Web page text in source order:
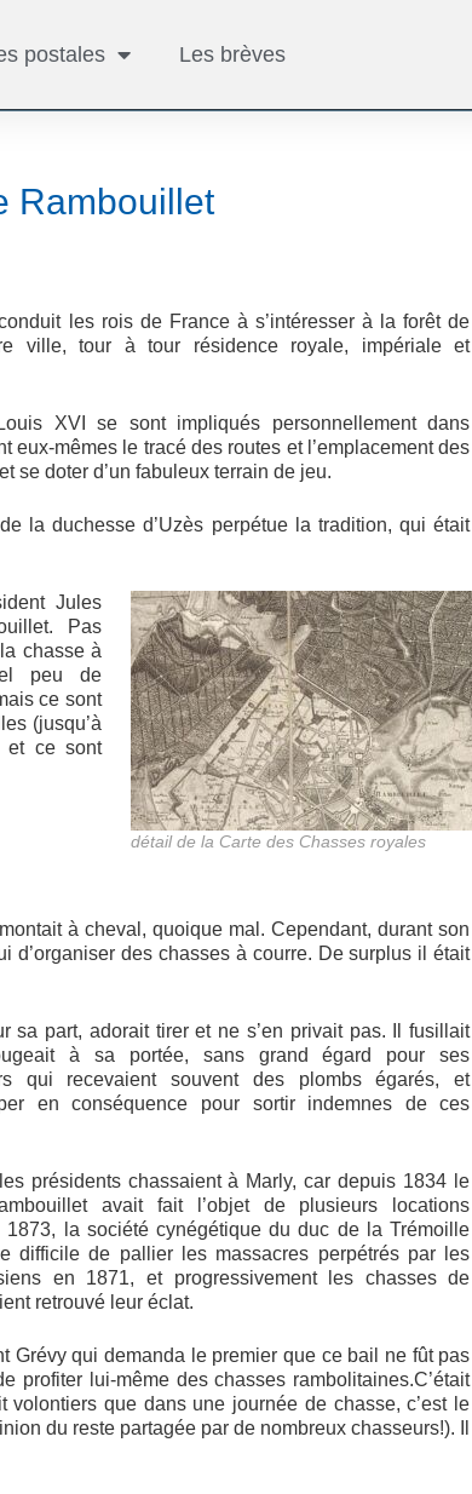
postales Les brèves
Rambouillet
les rois de France à s’intéresser à la forêt de
ville, tour à tour résidence royale, impériale et
XVI se sont impliqués personnellement dans
eux-mêmes le tracé des routes et l’emplacement des
se doter d’un fabuleux terrain de jeu.
la duchesse d’Uzès perpétue la tradition, qui était
détail de la Carte des Chasses royales
Jules
Pas
chasse à
peu de
ce sont
(jusqu’à
et ce sont
à cheval, quoique mal. Cependant, durant son
d’organiser des chasses à courre. De surplus il était
sa part, adorait tirer et ne s’en privait pas. Il fusillait
à sa portée, sans grand égard pour ses
qui recevaient souvent des plombs égarés, et
en conséquence pour sortir indemnes de ces
présidents chassaient à Marly, car depuis 1834 le
avait fait l’objet de plusieurs locations
1873, la société cynégétique du duc de la Trémoille
difficile de pallier les massacres perpétrés par les
en 1871, et progressivement les chasses de
retrouvé leur éclat.
Grévy qui demanda le premier que ce bail ne fût pas
profiter lui-même des chasses rambolitaines.C’était
volontiers que dans une journée de chasse, c’est le
du reste partagée par de nombreux chasseurs!). Il